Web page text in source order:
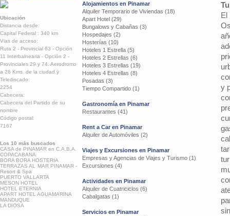
Ubicación
Distancia desde:
Capital Federal : 340 km
Vias de acceso:
Ruta 2 - Provincial 63 - Opción
11 Interbalnearia - Opción 2 -
Provinciales 29 y 74. Aerodromo
a 26 Kms. de la ciudad.ÿ
Telediscado:
2254
Cabecera:
Cabecera del Partido de su
nombre
Código postal:
7167
Los 10 más buscados
CASA de PINAMAR en C.A.B.A.
COPACABANA
BORA BORA HOSTERIA
TERRAZAS AL MAR PINAMAR -
Resort & Spa
PUERTO VALLARTA
MESON HOTEL
HOTEL ETERNIA
APART HOTEL AGUAMARINA
MANDUQUE
LA DIOSA
Alojamientos en Pinamar
Alquiler Temporario de Viviendas (18)
Apart Hotel (29)
Bungalows y Cabañas (3)
Hospedajes (2)
Hosterías (10)
Hoteles 1 Estrella (5)
Hoteles 2 Estrellas (6)
Hoteles 3 Estrellas (19)
Hoteles 4 Estrellas (8)
Posadas (3)
Tiempo Compartido (1)
Gastronomía en Pinamar
Restaurantes (41)
Rent a Car en Pinamar
Alquiler de Automóviles (2)
Viajes y Excursiones en Pinamar
Empresas y Agencias de Viajes y Turismo (1)
Excursiones (4)
Actividades en Pinamar
Alquiler de Cuatriciclos (6)
Cabalgatas (1)
Servicios en Pinamar
El
y